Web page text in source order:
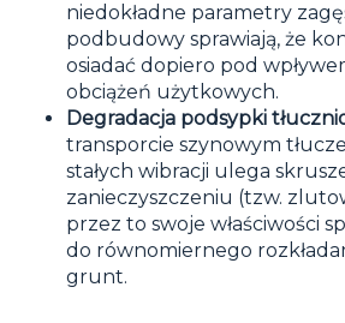
niedokładne parametry
podbudowy sprawiają, że
osiadać dopiero pod
obciążeń użytkowych.
Degradacja podsypki
transporcie szynowym
stałych wibracji ulega
zanieczyszczeniu (tzw.
przez to swoje właściwości
do równomiernego
grunt.